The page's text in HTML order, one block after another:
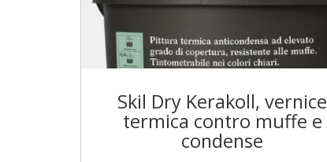
Skil Dry Kerakoll, vernice
termica contro muffe e
condense